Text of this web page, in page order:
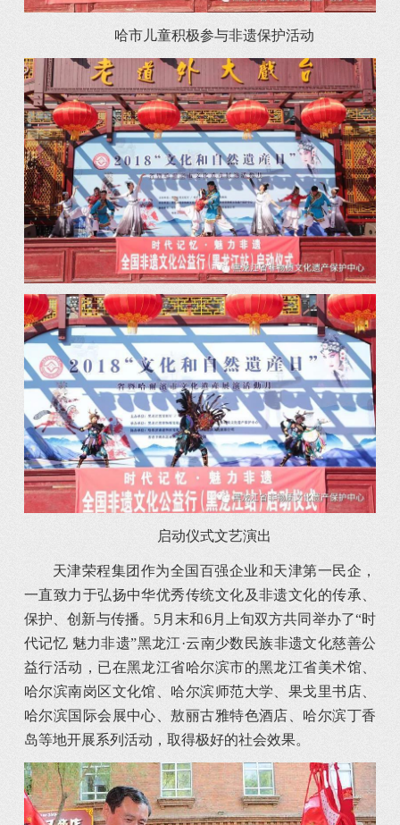
哈市儿童积极参与非遗保护活动
启动仪式文艺演出
天津荣程集团作为全国百强企业和天津第一民企，
一直致力于弘扬中华优秀传统文化及非遗文化的传承、
保护、创新与传播。5月末和6月上旬双方共同举办了“时
代记忆 魅力非遗”黑龙江·云南少数民族非遗文化慈善公
益行活动，已在黑龙江省哈尔滨市的黑龙江省美术馆、
哈尔滨南岗区文化馆、哈尔滨师范大学、果戈里书店、
哈尔滨国际会展中心、敖丽古雅特色酒店、哈尔滨丁香
岛等地开展系列活动，取得极好的社会效果。